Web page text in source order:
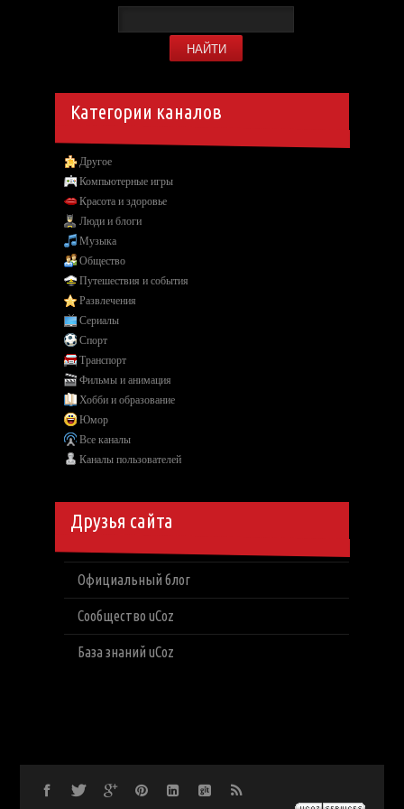
Категории каналов
Другое
Компьютерные игры
Красота и здоровье
Люди и блоги
Музыка
Общество
Путешествия и события
Развлечения
Сериалы
Спорт
Транспорт
Фильмы и анимация
Хобби и образование
Юмор
Все каналы
Каналы пользователей
Друзья сайта
Официальный блог
Сообщество uCoz
База знаний uCoz